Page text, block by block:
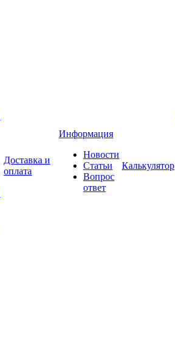
Доставка и
оплата
Информация
Новости
Статьи
Вопрос
ответ
Калькулятор